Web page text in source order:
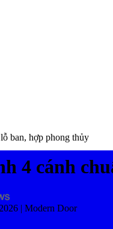
ban, hợp phong thủy
4 cánh
| Modern Door